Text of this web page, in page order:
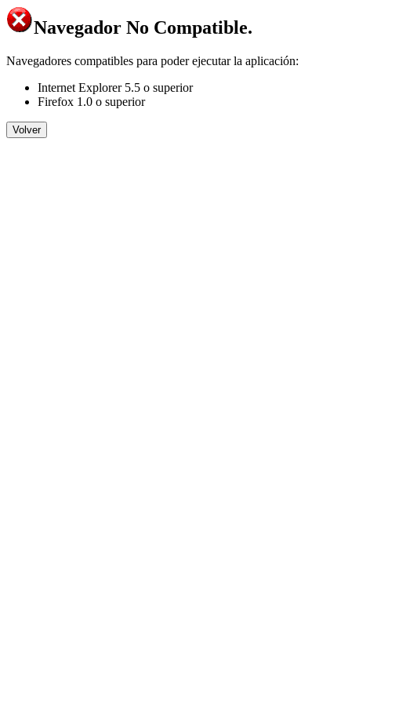
Navegador No Compatible.
Navegadores compatibles para poder ejecutar la aplicación:
Internet Explorer 5.5 o superior
Firefox 1.0 o superior